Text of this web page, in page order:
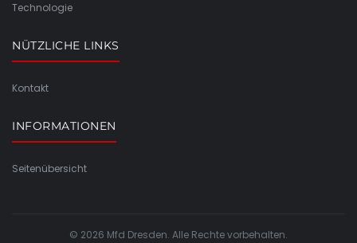
Technologie
NÜTZLICHE LINKS
Kontakt
INFORMATIONEN
Seitenübersicht
© 2026 Mfd Dresden. Alle Rechte vorbehalten.